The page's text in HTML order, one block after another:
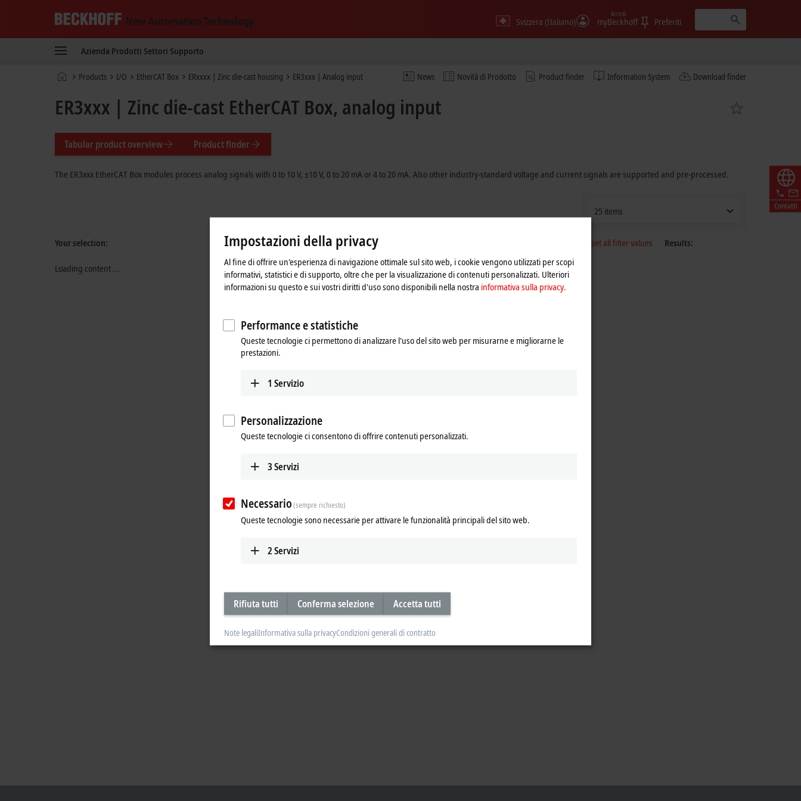
New
Technology
Svizzera (Italiano) myBeckhoff
Accedi
Preferiti
Azienda Prodotti Settori Supporto
News Novità di Prodotto Product finder Information System Download finder
Pagina Products I/O EtherCAT Box ERxxxx | Zinc die-cast housing ER3xxx | Analog input
Contatti
ER3xxx | Zinc die-cast EtherCAT Box, analog input
Tabular product overview Product finder
The ER3xxx EtherCAT Box modules process analog signals with 0 to 10 V, ±10 V, 0 to 20 mA or 4 to 20 mA. Also other industry-standard voltage and current signals are supported and pre-processed.
Your selection:
25 items
Reset all filter values Results:
Loading content ...
Impostazioni della privacy
Al fine di offrire un'esperienza di navigazione ottimale sul sito web, i cookie vengono utilizzati per scopi
informativi, statistici e di supporto, oltre che per la visualizzazione di contenuti personalizzati. Ulteriori
informazioni su questo e sui vostri diritti d'uso sono disponibili nella nostra informativa sulla privacy.
Performance e statistiche
Queste tecnologie ci permettono di analizzare l'uso del sito web per misurarne e migliorarne le
prestazioni.
1 Servizio
Personalizzazione
Queste tecnologie ci consentono di offrire contenuti personalizzati.
3Servizi
Necessario(sempre richiesto)
Queste tecnologie sono necessarie per attivare le funzionalità principali del sito web.
2Servizi
Rifiuta tutti Conferma selezione Accetta tutti
Note legaliInformativa sulla privacyCondizioni generali di contratto